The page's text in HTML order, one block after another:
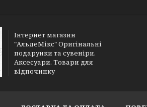
Інтернет магазин
"АльдеМікс" Оригінальні
подарунки та сувеніри.
Аксесуари. Товари для
відпочинку